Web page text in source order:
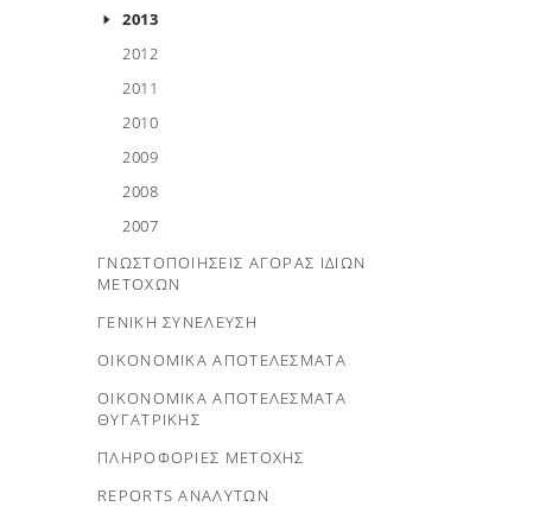
2013
2012
2011
2010
2009
2008
2007
ΓΝΩΣΤΟΠΟΙΗΣΕΙΣ ΑΓΟΡΑΣ ΙΔΙΩΝ
ΜΕΤΟΧΩΝ
ΓΕΝΙΚΗ ΣΥΝΕΛΕΥΣΗ
ΟΙΚΟΝΟΜΙΚΑ ΑΠΟΤΕΛΕΣΜΑΤΑ
ΟΙΚΟΝΟΜΙΚΑ ΑΠΟΤΕΛΕΣΜΑΤΑ
ΘΥΓΑΤΡΙΚΗΣ
ΠΛΗΡΟΦΟΡΙΕΣ ΜΕΤΟΧΗΣ
REPORTS ΑΝΑΛΥΤΩΝ